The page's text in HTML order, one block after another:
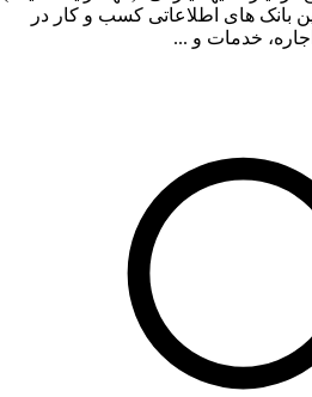
بانک های اطلاعاتی کسب و کار در
خدمات و ...